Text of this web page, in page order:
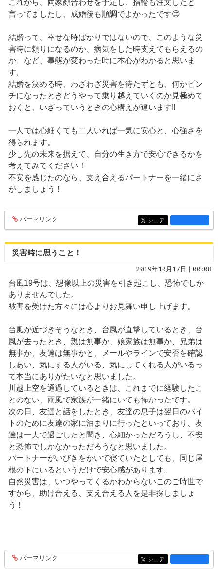
これから、両家顔合わせを予定し、指輪も注文したと
言ってましたし、成婚後も順調でよかったです😊
結婚って、幸せな時ばかりではないので、このような災
害時に頼りになるのか、病気をした時支えてもらえるの
か、など、事態が変わった時に本心がわかると思いま
す。
結婚を決める時、わざわざ災害を待たずとも、何かピン
チになったときどうやって乗り越えていくのか見極めて
おくと、いざっていうときの心構えが違います‼️
一人では心細くても二人いれば一気に安心と、心強さを
得られます。
少し先の未来を据えて、自分の生き方で安心できるかを
考えてみてください！
不安を感じたのなら、支え合えるパートナーを一緒にさ
がしましょう！
entry1429
パーマリンク entry1429
シェア
災害時に思うこと！
2019年10月17日｜00:08
台風19号は、想像以上の災害を引き起こし、恐怖でしか
ありませんでした。
被害を受けた方々には心よりお見舞い申し上げます。
台風が近づきそうなとき、台風が直撃しているとき、台
風が去ったとき、親は無事か、娘家族は無事か、兄弟は
無事か、友達は無事かと、メールやラインで安否を確認
しあい、気にする人がいる、気にしてくれる人がいるっ
て本当にありがたいなと思いました。
川越上空を通過しているときは、これまでに経験したこ
とのない、雨風で家族が一緒にいても怖かったです。
次の日、友達と話をしたとき、友達の息子は翌日のバイ
トのために友達の家に泊まりに行ったといっており、友
達は一人で過ごしたと聞き、心細かっただろうし、不安
と恐怖でしかなかっただろうなと思いました。
パートナーがいびきをかいて寝ていたとしても、同じ屋
根の下にいるというだけで安心感があります。
自然災害は、いつやってくるかわからないこのご時世で
すから、助け合える、支え合える人を是非探しましょ
う！
entry1428
パーマリンク entry1428
シェア